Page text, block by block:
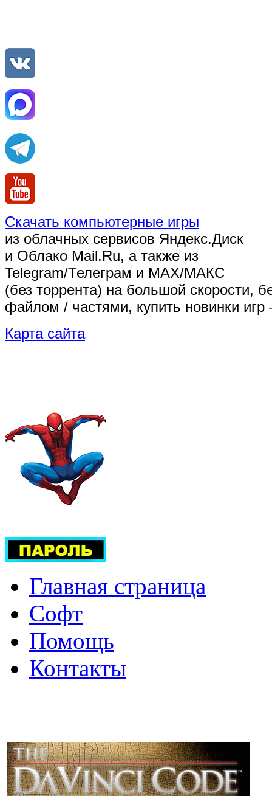
Скачать компьютерные игры
из облачных сервисов Яндекс.Диск
и Облако Mail.Ru, а также из
Telegram/Телеграм и MAX/МАКС
(без торрента) на большой скорости,
файлом / частями, купить новинки
Карта сайта
Главная страница
Софт
Помощь
Контакты